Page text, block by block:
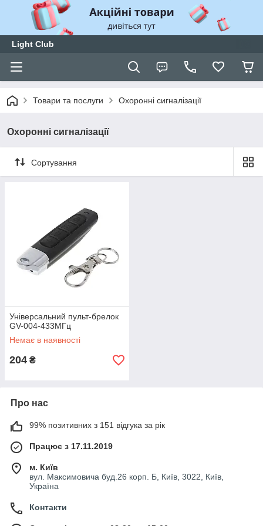
Light Club
Товари та послуги Охоронні сигналізації
Охоронні сигналізації
Сортування
Універсальний пульт-брелок
GV-004-433МГц
Немає в наявності
204 ₴
Про нас
99% позитивних з 151 відгука за рік
Працює з 17.11.2019
м. Київ
вул. Максимовича буд.26 корп. Б, Київ, 3022, Київ,
Україна
Контакти